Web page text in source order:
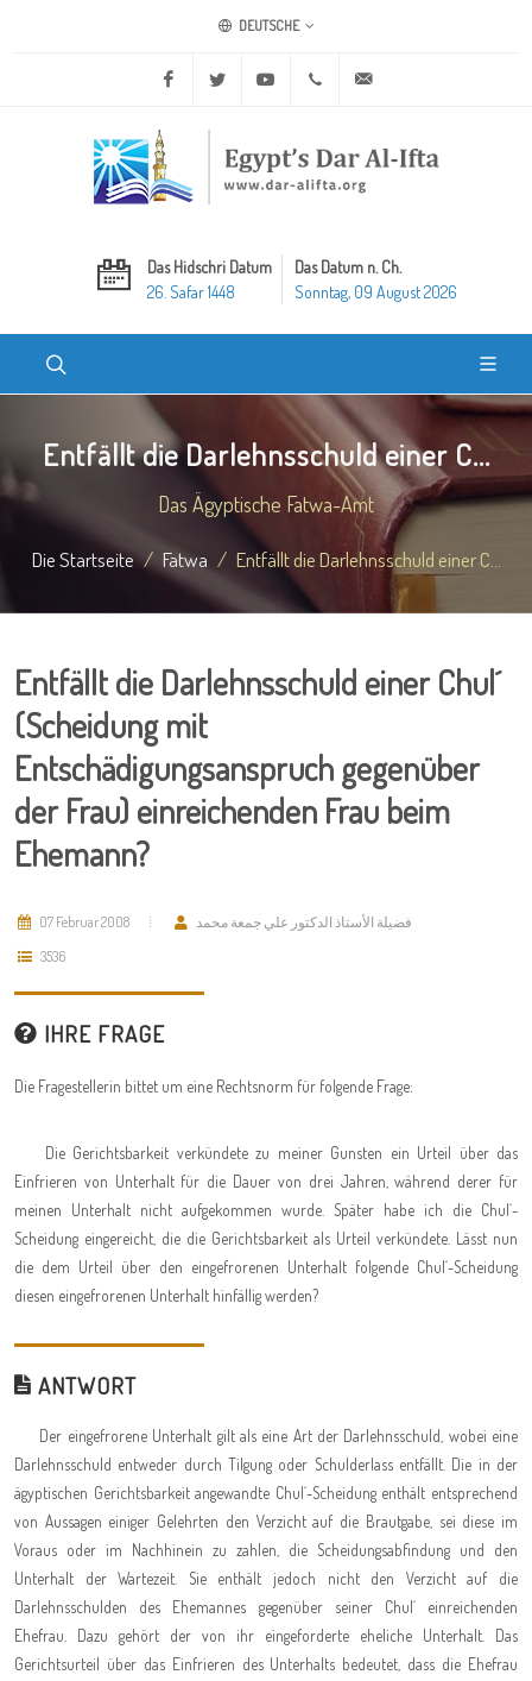
DEUTSCHE
Facebook Twitter Youtube +20 2 25970400
Das Hidschri Datum
26. Safar 1448
Das Datum n. Ch.
Sonntag, 09 August 2026
Entfällt die Darlehnsschuld einer C...
Das Ägyptische Fatwa-Amt
Die Startseite Fatwa Entfällt die Darlehnsschuld einer C...
Entfällt die Darlehnsschuld einer Chul´
(Scheidung mit
Entschädigungsanspruch gegenüber
der Frau) einreichenden Frau beim
Ehemann?
07 Februar 2008
فضيلة الأستاذ الدكتور علي جمعة محمد
3536
IHRE FRAGE
Die Fragestellerin bittet um eine Rechtsnorm für folgende Frage:
Die Gerichtsbarkeit verkündete zu meiner Gunsten ein Urteil über das
Einfrieren von Unterhalt für die Dauer von drei Jahren, während derer für
meinen Unterhalt nicht aufgekommen wurde. Später habe ich die Chul´-
Scheidung eingereicht, die die Gerichtsbarkeit als Urteil verkündete. Lässt nun
die dem Urteil über den eingefrorenen Unterhalt folgende Chul´-Scheidung
diesen eingefrorenen Unterhalt hinfällig werden?
ANTWORT
Der eingefrorene Unterhalt gilt als eine Art der Darlehnsschuld, wobei eine
Darlehnsschuld entweder durch Tilgung oder Schulderlass entfällt. Die in der
ägyptischen Gerichtsbarkeit angewandte Chul´-Scheidung enthält entsprechend
von Aussagen einiger Gelehrten den Verzicht auf die Brautgabe, sei diese im
Voraus oder im Nachhinein zu zahlen, die Scheidungsabfindung und den
Unterhalt der Wartezeit. Sie enthält jedoch nicht den Verzicht auf die
Darlehnsschulden des Ehemannes gegenüber seiner Chul´ einreichenden
Ehefrau. Dazu gehört der von ihr eingeforderte eheliche Unterhalt. Das
Gerichtsurteil über das Einfrieren des Unterhalts bedeutet, dass die Ehefrau